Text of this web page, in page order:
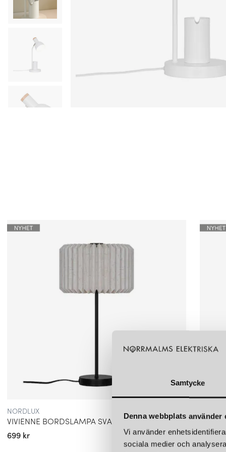
Samtycke
Denna webbplats använder
Vi använder
sociala medier och
NORDLUX
VIVIENNE BORDSLAMPA SVART
699 kr
649 kr